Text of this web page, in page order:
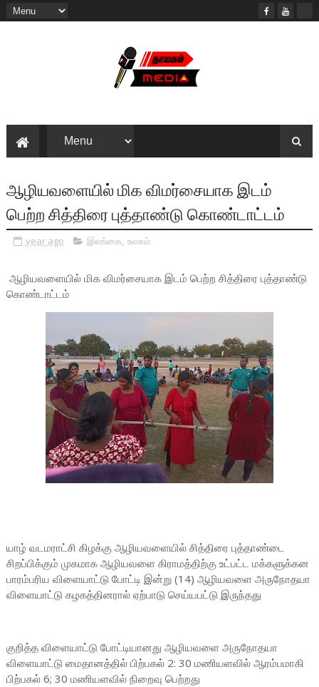
ஆழியவளையில் மிக விமர்சையாக இடம்
பெற்ற சித்திரை புத்தாண்டு கொண்டாட்டம்
year ago இலங்கை, உலகம்
ஆழியவளையில் மிக விமர்சையாக இடம் பெற்ற சித்திரை புத்தாண்டு
கொண்டாட்டம்
யாழ் வடமராட்சி கிழக்கு ஆழியவளையில் சித்திரை புத்தாண்டை
சிறப்பிக்கும் முகமாக ஆழியவளை கிராமத்திற்கு உட்பட்ட மக்களுக்கன
பாரம்பரிய விளையாட்டு போட்டி இன்று (14) ஆழியவளை அருநோதயா
விளையாட்டு கழகத்தினரால் ஏற்பாடு செய்யபட்டு இருந்தது
குறித்த விளையாட்டு போட்டியானது ஆழியவளை அருநோதயா
விளையாட்டு மைதானத்தில் பிற்பகல் 2: 30 மணியளவில் ஆரம்பமாகி
பிற்பகல் 6; 30 மணியளவில் நிறைவு பெற்றது